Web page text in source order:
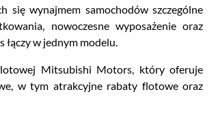
wynajmem samochodów szczególne
nowoczesne wyposażenie oraz
w jednym modelu.
Mitsubishi Motors, który oferuje
w tym atrakcyjne rabaty flotowe oraz